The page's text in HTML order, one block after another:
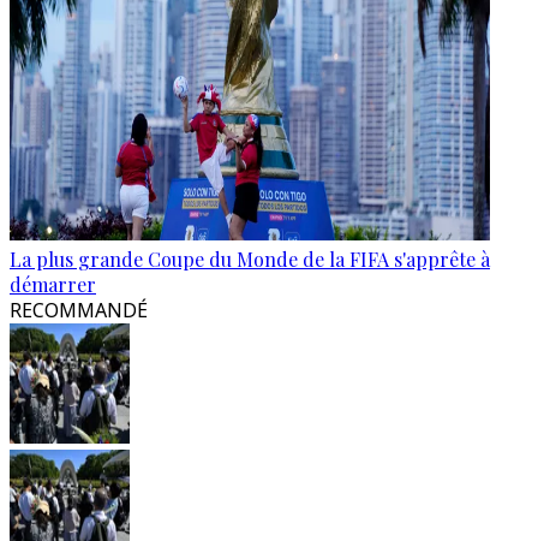
La plus grande Coupe du Monde de la FIFA s'apprête à
démarrer
RECOMMANDÉ